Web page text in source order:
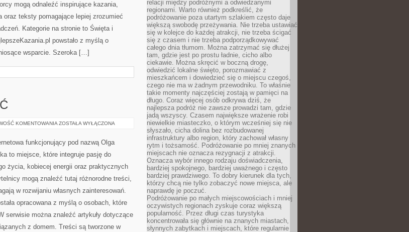
mogą odnaleźć inspirujące kazania,
oraz teksty pomagające lepiej zrozumieć
Kategorie na stronie to Święta i
powstało z myślą o
wsparcie. Szeroka […]
KOMENTOWANIA PODRÓŻE
ZOSTAŁA WYŁĄCZONA
funkcjonujący pod nazwą Olga
to miejsce, które integruje pasję do
życia, kobiecej energii oraz praktycznych
mogą znaleźć tutaj różnorodne treści,
w rozwijaniu własnych zainteresowań.
opracowana z myślą o osobach, które
serwisie można znaleźć artykuły dotyczące
z domem. Treści są tworzone w
relacji między podróżnymi a odwiedzanymi
regionami. Warto również podkreślić, że
podróżowanie poza utartym szlakiem często daje
większą swobodę przeżywania. Nie trzeba ustawiać
się w kolejce do każdej atrakcji, nie trzeba ścigać
się z czasem i nie trzeba podporządkowywać
całego dnia tłumom. Można zatrzymać się dłużej
tam, gdzie jest po prostu ładnie, cicho albo
ciekawie. Można skręcić w boczną drogę,
odwiedzić lokalne święto, porozmawiać z
mieszkańcem i dowiedzieć się o miejscu czegoś,
czego nie ma w żadnym przewodniku. To właśnie
takie momenty najczęściej zostają w pamięci na
długo. Coraz więcej osób odkrywa dziś, że
najlepsza podróż nie zawsze prowadzi tam, gdzie
jadą wszyscy. Czasem największe wrażenie robi
niewielkie miasteczko, o którym wcześniej się nie
słyszało, cicha dolina bez rozbudowanej
infrastruktury albo region, który zachował własny
rytm i tożsamość. Podróżowanie po mniej znanych
miejscach nie oznacza rezygnacji z atrakcji.
Oznacza wybór innego rodzaju doświadczenia,
bardziej spokojnego, bardziej uważnego i często
bardziej prawdziwego. To dobry kierunek dla tych,
którzy chcą nie tylko zobaczyć nowe miejsca, ale
naprawdę je poczuć.
Podróżowanie po małych miejscowościach i mniej
oczywistych regionach zyskuje coraz większą
popularność. Przez długi czas turystyka
koncentrowała się głównie na znanych miastach,
słynnych zabytkach i miejscach, które regularnie